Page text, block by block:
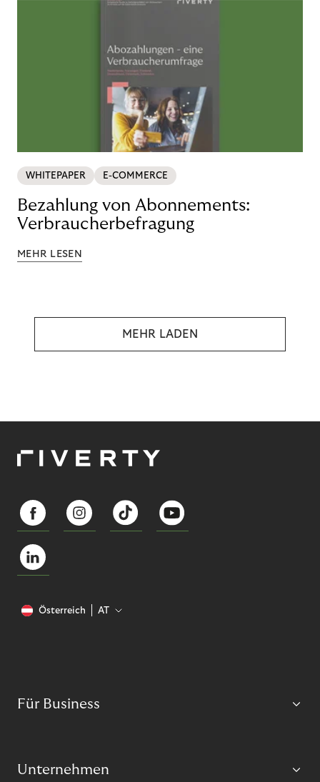
WHITEPAPER E-COMMERCE
Bezahlung von Abonnements:
Verbraucherbefragung
MEHR LESEN
MEHR LADEN
Österreich AT
Für Business
Unternehmen